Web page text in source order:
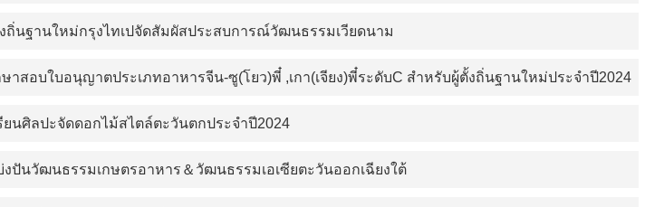
ถิ่นฐานใหม่กรุงไทเปจัดสัมผัสประสบการณ์วัฒนธรรมเวียดนาม
สอบใบอนุญาตประเภทอาหารจีน-ซู(โยว)พี๋ ,เกา(เจียง)พี๋ระดับC สำหรับผู้ตั้งถิ่นฐานใหม่ประจำปี2024
ยนศิลปะจัดดอกไม้สไตล์ตะวันตกประจำปี2024
ปันวัฒนธรรมเกษตรอาหาร＆วัฒนธรรมเอเซียตะวันออกเฉียงใต้